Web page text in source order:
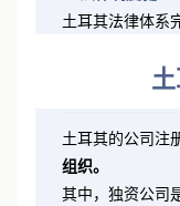
4. 法律制度健全
土耳其的公司注
组织。